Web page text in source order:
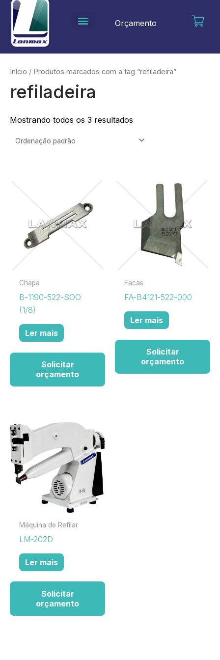
para
conteúdo
Orçamento
Início / Produtos marcados com a tag “refiladeira”
refiladeira
Mostrando todos os 3 resultados
Chapa
B-1190-522-SOO
(1/8)
Ler mais
Solicitar
orçamento
Facas
FA-B4121-522-000
Ler mais
Solicitar
orçamento
Máquina de Refilar
LM-202D
Ler mais
Solicitar
orçamento